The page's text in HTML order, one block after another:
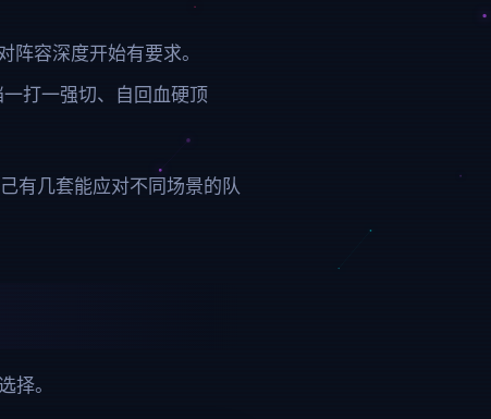
容深度开始有要求。
打一强切、自回血硬顶
有几套能应对不同场景的队
择。